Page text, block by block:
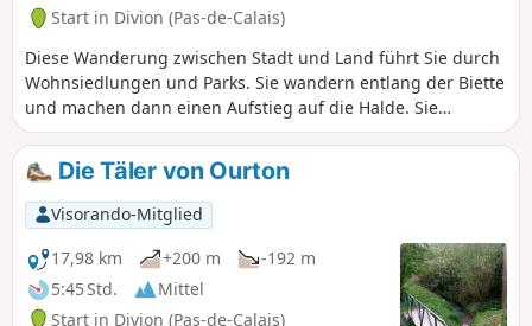
Start in Divion (Pas-de-Calais)
Diese Wanderung zwischen Stadt und Land führt Sie durch
Wohnsiedlungen und Parks. Sie wandern entlang der Biette
und machen dann einen Aufstieg auf die Halde. Sie
entdecken die Gruben 5, 5 bis, 1 und 1bis, die mit 1186
Metern die tiefste des Bergbaugebiets ist.
Die Täler von Ourton
Visorando-Mitglied
17,98 km
+200 m
-192 m
5:45 Std.
Mittel
Start in Divion (Pas-de-Calais)